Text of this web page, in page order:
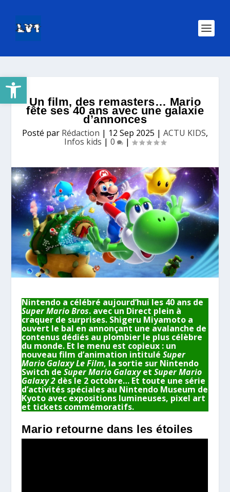
Ouvrir la barre d’outils
Un film, des remasters… Mario
fête ses 40 ans avec une galaxie
d’annonces
Posté par Rédaction | 12 Sep 2025 | ACTU KIDS,
Infos kids| 0 |
Nintendo a célébré aujourd’hui les 40 ans de
Super Mario Bros. avec un Direct plein à
craquer de surprises. Shigeru Miyamoto a
ouvert le bal en annonçant une avalanche de
contenus dédiés au plombier le plus célèbre
du monde. Et le menu est copieux : un
nouveau film d’animation intituléSuper
Mario Galaxy Le Film, la sortie sur Nintendo
Switch deSuper Mario GalaxyetSuper Mario
Galaxy 2 dès le 2 octobre… Et toute une série
d’activités spéciales au Nintendo Museum de
Kyoto avec expositions lumineuses, pixel art
et tickets commémoratifs.
Mario retourne dans les étoiles